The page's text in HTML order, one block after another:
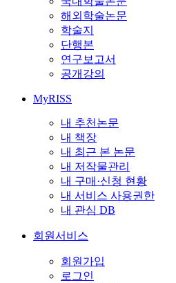
해외학술논문
학술지
단행본
연구보고서
공개강의
MyRISS
내 추천논문
내 책장
내 최근 본 논문
내 저작물관리
내 구매·신청 현황
내 서비스 사용권한
내 관심 DB
회원서비스
회원가입
로그인